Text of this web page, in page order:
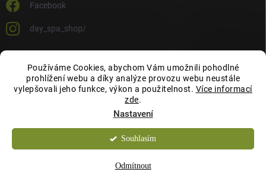
Používáme Cookies, abychom Vám umožnili pohodlné
prohlížení webu a díky analýze provozu webu neustále
vylepšovali jeho funkce, výkon a použitelnost. Více informací
zde.
Nastavení
Odmítnout
Souhlasím
Facebook
day_spa_shop/
OCHRANA OSOBNÍCH ÚDAJŮ